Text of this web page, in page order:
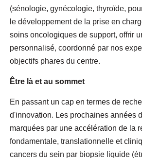
(sénologie, gynécologie, thyroïde,
le développement de la prise en
soins oncologiques de support, offrir
personnalisé, coordonné par nos
objectifs phares du centre.
Être là et au sommet
En passant un cap en termes de
d'innovation. Les prochaines années
marquées par une accélération de la
fondamentale, translationnelle et
cancers du sein par biopsie liquide